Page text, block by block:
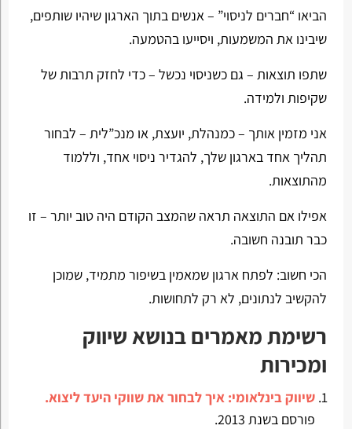
הביאו “חברים לניסוי” – אנשים בתוך הארגון שיהיו שותפים,
שיבינו את המשמעות, ויסייעו בהטמעה.
שתפו תוצאות – גם כשניסוי נכשל – כדי לחזק תרבות של
שקיפות ולמידה.
אני מזמין אותך – כמנהלת, יועצת, או מנכ”לית – לבחור
תהליך אחד בארגון שלך, להגדיר ניסוי אחד, וללמוד
מהתוצאות.
אפילו אם התוצאה תראה שהמצב הקודם היה טוב יותר – זו
כבר תובנה חשובה.
הכי חשוב: לפתח ארגון שמאמין בשיפור מתמיד, שמוכן
להקשיב לנתונים, לא רק לתחושות.
רשימת מאמרים בנושא שיווק
ומכירות
שיווק בינלאומי: איך לבחור את שווקי היעד ליצוא.
פורסם בשנת 2013.